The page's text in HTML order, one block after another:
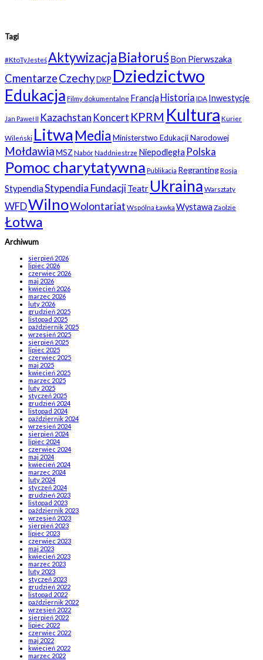
Tagi
#KtoTyJesteśAktywizacjaBiałoruśBon Pierwszaka
CmentarzeCzechyDKP Dziedzictwo
Edukacja Filmy dokumentalne Francja Historia IDA Inwestycje
Jan Paweł II Kazachstan Koncert KPRM Kultura Kurier
Wileński Litwa MediaMinisterstwo Edukacji Narodowej
MołdawiaMSZ NabórNaddniestrze Niepodległa Polska
Pomoc charytatywna Publikacja RegrantingRosja
StypendiaStypendia FundacjiTeatr Ukraina Warsztaty
WFDWilnoWolontariat Wspólna Ławka Wystawa Zaolzie
Łotwa
Archiwum
sierpień 2026
lipiec 2026
czerwiec 2026
maj 2026
kwiecień 2026
marzec 2026
luty 2026
grudzień 2025
listopad 2025
październik 2025
wrzesień 2025
sierpień 2025
lipiec 2025
czerwiec 2025
maj 2025
kwiecień 2025
marzec 2025
luty 2025
styczeń 2025
grudzień 2024
listopad 2024
październik 2024
wrzesień 2024
sierpień 2024
lipiec 2024
czerwiec 2024
maj 2024
kwiecień 2024
marzec 2024
luty 2024
styczeń 2024
grudzień 2023
listopad 2023
październik 2023
wrzesień 2023
sierpień 2023
lipiec 2023
czerwiec 2023
maj 2023
kwiecień 2023
marzec 2023
luty 2023
styczeń 2023
grudzień 2022
listopad 2022
październik 2022
wrzesień 2022
sierpień 2022
lipiec 2022
czerwiec 2022
maj 2022
kwiecień 2022
marzec 2022